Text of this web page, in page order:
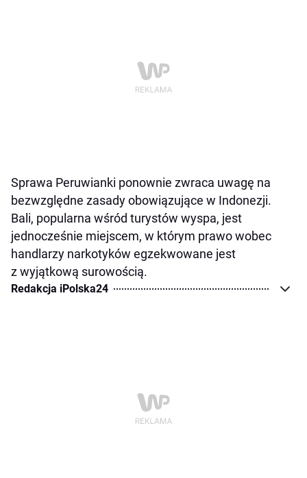
Sprawa Peruwianki ponownie zwraca uwagę na
bezwzględne zasady obowiązujące w Indonezji.
Bali, popularna wśród turystów wyspa, jest
jednocześnie miejscem, w którym prawo wobec
handlarzy narkotyków egzekwowane jest
z wyjątkową surowością.
Redakcja iPolska24